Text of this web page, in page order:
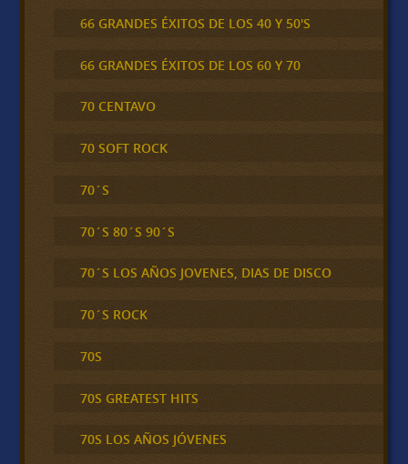
66 GRANDES ÉXITOS DE LOS 40 Y 50'S
66 GRANDES ÉXITOS DE LOS 60 Y 70
70 CENTAVO
70 SOFT ROCK
70´S
70´S 80´S 90´S
70´S LOS AÑOS JOVENES, DIAS DE DISCO
70´S ROCK
70S
70S GREATEST HITS
70S LOS AÑOS JÓVENES